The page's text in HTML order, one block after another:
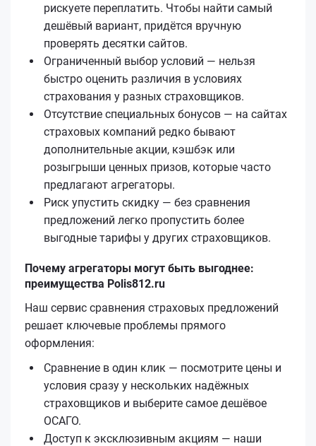
рискуете переплатить. Чтобы найти самый
дешёвый вариант, придётся вручную
проверять десятки сайтов.
Ограниченный выбор условий — нельзя
быстро оценить различия в условиях
страхования у разных страховщиков.
Отсутствие специальных бонусов — на сайтах
страховых компаний редко бывают
дополнительные акции, кэшбэк или
розыгрыши ценных призов, которые часто
предлагают агрегаторы.
Риск упустить скидку — без сравнения
предложений легко пропустить более
выгодные тарифы у других страховщиков.
Почему агрегаторы могут быть выгоднее:
преимущества Polis812.ru
Наш сервис сравнения страховых предложений
решает ключевые проблемы прямого
оформления:
Сравнение в один клик — посмотрите цены и
условия сразу у нескольких надёжных
страховщиков и выберите самое дешёвое
ОСАГО.
Доступ к эксклюзивным акциям — наши